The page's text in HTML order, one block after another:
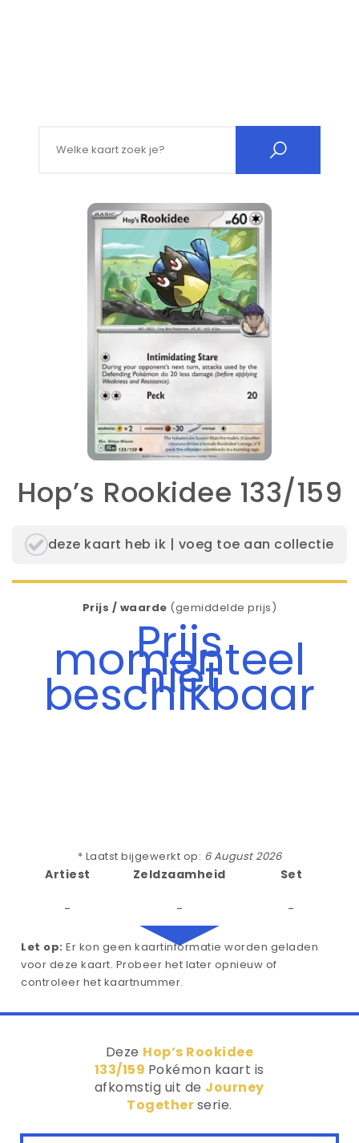
Hop’s Rookidee 133/159
deze kaart heb ik | voeg toe aan collectie
Prijs / waarde (gemiddelde prijs)
Prijs
momenteel
niet
beschikbaar
* Laatst bijgewerkt op: 6 August 2026
Artiest
-
Zeldzaamheid
-
Set
-
Let op: Er kon geen kaartinformatie worden geladen
voor deze kaart. Probeer het later opnieuw of
controleer het kaartnummer.
Deze Hop’s Rookidee
133/159 Pokémon kaart is
afkomstig uit de Journey
Togetherserie.